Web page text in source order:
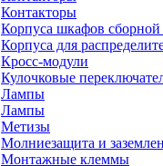
Контакторы
Корпуса шкафов сборной
Корпуса для
Кросс-модули
Кулочковые
Лампы
Лампы
Метизы
Молниезащита и
Монтажные клеммы